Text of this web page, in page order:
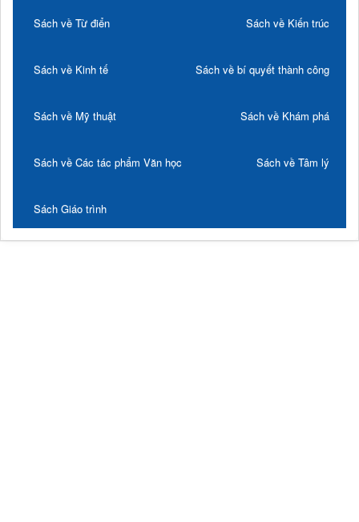
Sách về Từ điển Sách về Kiến trúc
Sách về Kinh tế Sách về bí quyết thành công
Sách về Mỹ thuật Sách về Khám phá
Sách về Các tác phẩm Văn học Sách về Tâm lý
Sách Giáo trình